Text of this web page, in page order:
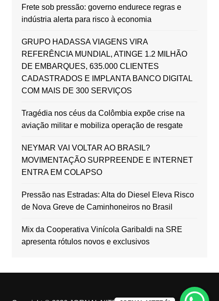
Frete sob pressão: governo endurece regras e
indústria alerta para risco à economia
GRUPO HADASSA VIAGENS VIRA
REFERÊNCIA MUNDIAL, ATINGE 1.2 MILHÃO
DE EMBARQUES, 635.000 CLIENTES
CADASTRADOS E IMPLANTA BANCO DIGITAL
COM MAIS DE 300 SERVIÇOS
Tragédia nos céus da Colômbia expõe crise na
aviação militar e mobiliza operação de resgate
NEYMAR VAI VOLTAR AO BRASIL?
MOVIMENTAÇÃO SURPREENDE E INTERNET
ENTRA EM COLAPSO
Pressão nas Estradas: Alta do Diesel Eleva Risco
de Nova Greve de Caminhoneiros no Brasil
Mix da Cooperativa Vinícola Garibaldi na SRE
apresenta rótulos novos e exclusivos